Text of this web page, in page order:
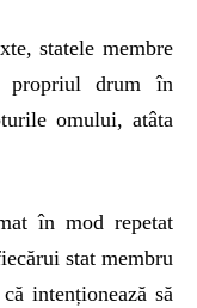
statele membre
propriul drum în
omului, atâta
în mod repetat
stat membru
intenționează să